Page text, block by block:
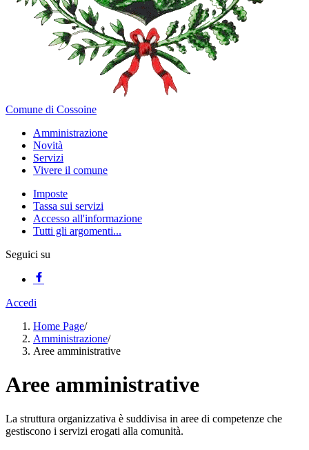
Comune di Cossoine
Amministrazione
Novità
Servizi
Vivere il comune
Imposte
Tassa sui servizi
Accesso all'informazione
Tutti gli argomenti...
Seguici su
Accedi
Home Page/
Amministrazione/
Aree amministrative
Aree amministrative
La struttura organizzativa è suddivisa in aree di competenze che
gestiscono i servizi erogati alla comunità.